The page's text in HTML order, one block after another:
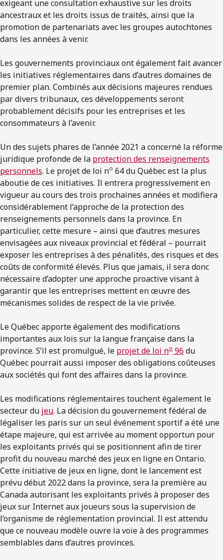
exigeant une consultation exhaustive sur les droits
ancestraux et les droits issus de traités, ainsi que la
promotion de partenariats avec les groupes autochtones
dans les années à venir.
Les gouvernements provinciaux ont également fait avancer
les initiatives réglementaires dans d’autres domaines de
premier plan. Combinés aux décisions majeures rendues
par divers tribunaux, ces développements seront
probablement décisifs pour les entreprises et les
consommateurs à l’avenir.
Un des sujets phares de l’année 2021 a concerné la réforme
juridique profonde de la protection des renseignements
personnels. Le projet de loi no 64 du Québec est la plus
aboutie de ces initiatives. Il entrera progressivement en
vigueur au cours des trois prochaines années et modifiera
considérablement l’approche de la protection des
renseignements personnels dans la province. En
particulier, cette mesure – ainsi que d’autres mesures
envisagées aux niveaux provincial et fédéral – pourrait
exposer les entreprises à des pénalités, des risques et des
coûts de conformité élevés. Plus que jamais, il sera donc
nécessaire d’adopter une approche proactive visant à
garantir que les entreprises mettent en œuvre des
mécanismes solides de respect de la vie privée.
Le Québec apporte également des modifications
importantes aux lois sur la langue française dans la
province. S’il est promulgué, le projet de loi no 96 du
Québec pourrait aussi imposer des obligations coûteuses
aux sociétés qui font des affaires dans la province.
Les modifications réglementaires touchent également le
secteur du jeu. La décision du gouvernement fédéral de
légaliser les paris sur un seul événement sportif a été une
étape majeure, qui est arrivée au moment opportun pour
les exploitants privés qui se positionnent afin de tirer
profit du nouveau marché des jeux en ligne en Ontario.
Cette initiative de jeux en ligne, dont le lancement est
prévu début 2022 dans la province, sera la première au
Canada autorisant les exploitants privés à proposer des
jeux sur Internet aux joueurs sous la supervision de
l’organisme de réglementation provincial. Il est attendu
que ce nouveau modèle ouvre la voie à des programmes
semblables dans d’autres provinces.